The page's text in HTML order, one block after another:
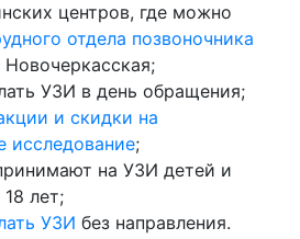
центров, где можно
отдела позвоночника
УЗИ в день обращения;
и скидки на
исследование;
на УЗИ детей и
лет;
УЗИ без направления.